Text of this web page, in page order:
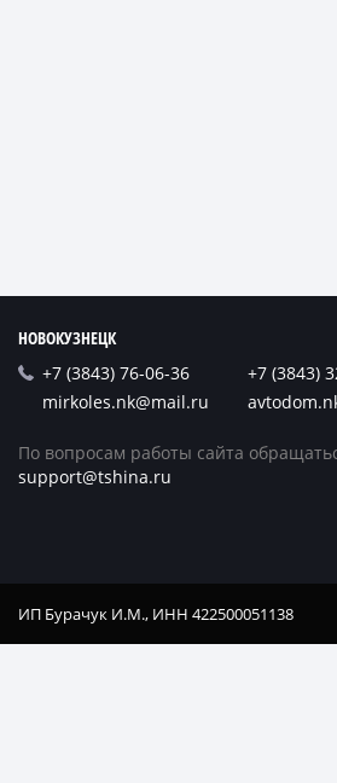
НОВОКУЗНЕЦК
+7 (3843) 76-06-36
+7 (3843)
mirkoles.nk@mail.ru
По вопросам работы сайта
support@tshina.ru
ИП Бурачук И.М., ИНН 422500051138